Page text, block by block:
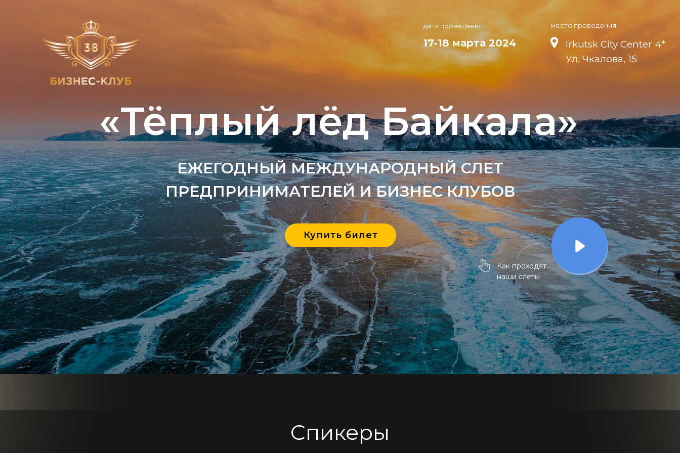
место проведения:
Купить билет
17-18 марта 2024
«Тёплый лёд Байкала»
дата проведения:
Irkutsk City Center 4*
Ул. Чкалова, 15
ЕЖЕГОДНЫЙ МЕЖДУНАРОДНЫЙ СЛЕТ
ПРЕДПРИНИМАТЕЛЕЙ И БИЗНЕС КЛУБОВ
Как проходят
наши слеты
Спикеры